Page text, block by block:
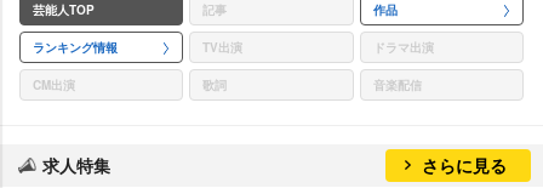
芸能人TOP 記事 作品
ランキング情報 TV出演 ドラマ出演
CM出演 歌詞 音楽配信
求人特集 さらに見る